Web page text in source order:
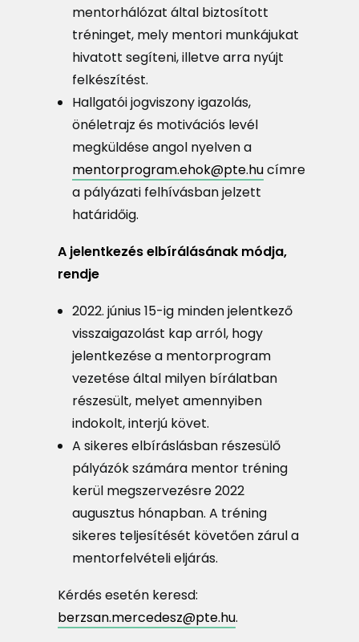
mentorhálózat által biztosított
tréninget, mely mentori munkájukat
hivatott segíteni, illetve arra nyújt
felkészítést.
Hallgatói jogviszony igazolás,
önéletrajz és motivációs levél
megküldése angol nyelven a
mentorprogram.ehok@pte.hucímre
a pályázati felhívásban jelzett
határidőig.
A jelentkezés elbírálásának módja,
rendje
2022. június 15-ig minden jelentkező
visszaigazolást kap arról, hogy
jelentkezése a mentorprogram
vezetése által milyen bírálatban
részesült, melyet amennyiben
indokolt, interjú követ.
A sikeres elbíráslásban részesülő
pályázók számára mentor tréning
kerül megszervezésre 2022
augusztus hónapban. A tréning
sikeres teljesítését követően zárul a
mentorfelvételi eljárás.
Kérdés esetén keresd:
berzsan.mercedesz@pte.hu.